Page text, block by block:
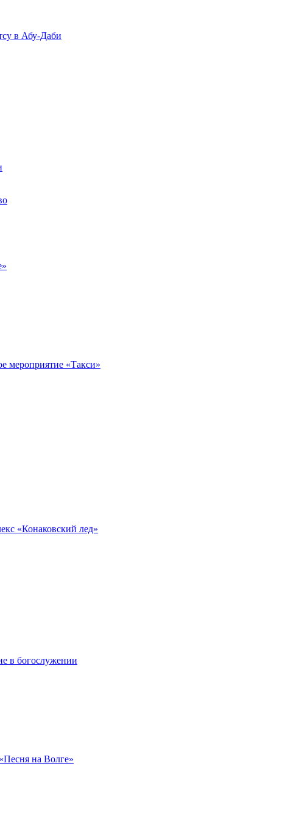
в Абу-Даби
мероприятие «Такси»
«Конаковский лед»
в богослужении
на Волге»